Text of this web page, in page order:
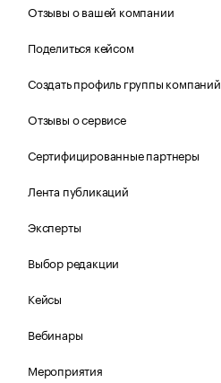
Отзывы о вашей компании
Поделиться кейсом
Создать профиль группы компаний
Отзывы о сервисе
Сертифицированные партнеры
Лента публикаций
Эксперты
Выбор редакции
Кейсы
Вебинары
Мероприятия